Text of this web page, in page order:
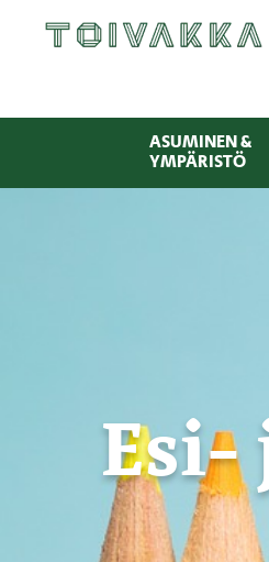
ASUMINEN &
YMPÄRISTÖ
Esi-